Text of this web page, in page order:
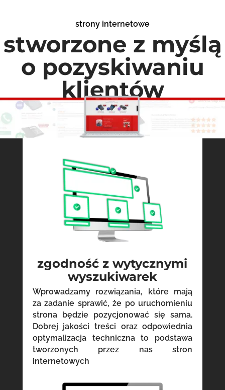
strony internetowe
stworzone z myślą
o pozyskiwaniu
klientów
zgodność z wytycznymi
wyszukiwarek
Wprowadzamy rozwiązania, które mają
za zadanie sprawić, że po uruchomieniu
strona będzie pozycjonować się sama.
Dobrej jakości treści oraz odpowiednia
optymalizacja techniczna to podstawa
tworzonych przez nas stron
internetowych